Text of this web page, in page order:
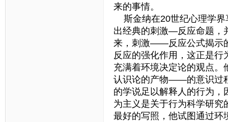
来的事情。
斯金纳在20世纪心理学界
出经典的刺激—反应命题，
来，刺激——反应公式揭示
反应的强化作用，这正是
充满着环境决定论的观点
认识论的产物——的意识过
的学说足以解释人的行为，
为主义是关于行为科学研究
最好的写照，他试图通过环